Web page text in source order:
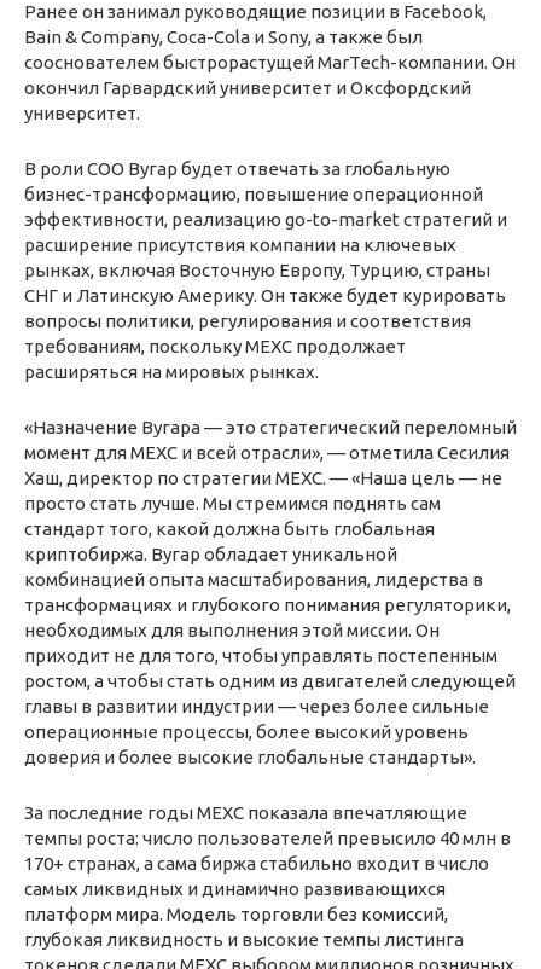
Ранее он занимал руководящие позиции в Facebook,
Bain & Company, Coca-Cola и Sony, а также был
сооснователем быстрорастущей MarTech-компании. Он
окончил Гарвардский университет и Оксфордский
университет.
В роли COO Вугар будет отвечать за глобальную
бизнес-трансформацию, повышение операционной
эффективности, реализацию go-to-market стратегий и
расширение присутствия компании на ключевых
рынках, включая Восточную Европу, Турцию, страны
СНГ и Латинскую Америку. Он также будет курировать
вопросы политики, регулирования и соответствия
требованиям, поскольку MEXC продолжает
расширяться на мировых рынках.
«Назначение Вугара — это стратегический переломный
момент для MEXC и всей отрасли», — отметила Сесилия
Хаш, директор по стратегии MEXC. — «Наша цель — не
просто стать лучше. Мы стремимся поднять сам
стандарт того, какой должна быть глобальная
криптобиржа. Вугар обладает уникальной
комбинацией опыта масштабирования, лидерства в
трансформациях и глубокого понимания регуляторики,
необходимых для выполнения этой миссии. Он
приходит не для того, чтобы управлять постепенным
ростом, а чтобы стать одним из двигателей следующей
главы в развитии индустрии — через более сильные
операционные процессы, более высокий уровень
доверия и более высокие глобальные стандарты».
За последние годы MEXC показала впечатляющие
темпы роста: число пользователей превысило 40 млн в
170+ странах, а сама биржа стабильно входит в число
самых ликвидных и динамично развивающихся
платформ мира. Модель торговли без комиссий,
глубокая ликвидность и высокие темпы листинга